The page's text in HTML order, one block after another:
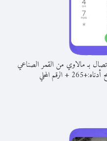
بـ مالاوي من القمر الصناعي
+
265
+الرقم المحلي